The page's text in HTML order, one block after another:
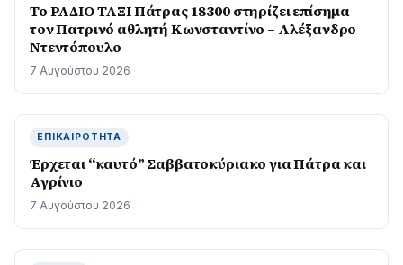
Το ΡΑΔΙΟ ΤΑΞΙ Πάτρας 18300 στηρίζει επίσημα
τον Πατρινό αθλητή Κωνσταντίνο – Αλέξανδρο
Ντεντόπουλο
7 Αυγούστου 2026
ΕΠΙΚΑΙΡΌΤΗΤΑ
Έρχεται “καυτό” Σαββατοκύριακο για Πάτρα και
Αγρίνιο
7 Αυγούστου 2026